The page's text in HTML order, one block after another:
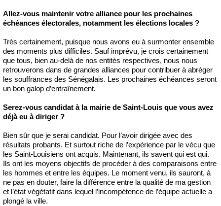
Allez-vous maintenir votre alliance pour les prochaines
échéances électorales, notamment les élections locales ?
Très certainement, puisque nous avons eu à surmonter ensemble
des moments plus difficiles. Sauf imprévu, je crois certainement
que tous, bien au-delà de nos entités respectives, nous nous
retrouverons dans de grandes alliances pour contribuer à abréger
les souffrances des Sénégalais. Les prochaines échéances seront
un bon galop d’entraînement.
Serez-vous candidat à la mairie de Saint-Louis que vous avez
déjà eu à diriger ?
Bien sûr que je serai candidat. Pour l’avoir dirigée avec des
résultats probants. Et surtout riche de l’expérience par le vécu que
les Saint-Louisiens ont acquis. Maintenant, ils savent qui est qui.
Ils ont les moyens objectifs de procéder à des comparaisons entre
les hommes et entre les équipes. Le moment venu, ils sauront, à
ne pas en douter, faire la différence entre la qualité de ma gestion
et l’état végétatif dans lequel l’incompétence de l’équipe actuelle a
plongé la ville.